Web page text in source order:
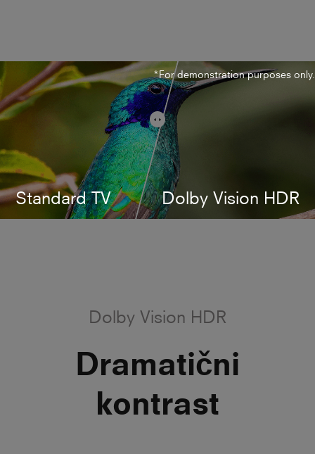
*For demonstration purposes only.
Dolby Vision HDR
Standard TV
Dolby Vision HDR
Dramatični
kontrast